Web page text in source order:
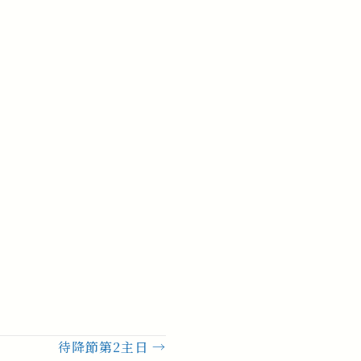
待降節第2主日 →